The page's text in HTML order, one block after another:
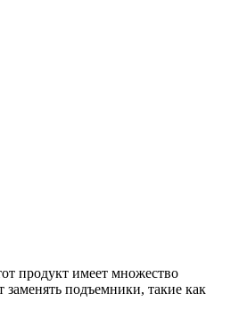
продукт имеет множество
подъемники, такие как